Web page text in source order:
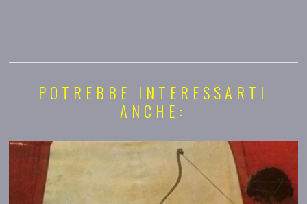
POTREBBE INTERESSARTI
ANCHE: